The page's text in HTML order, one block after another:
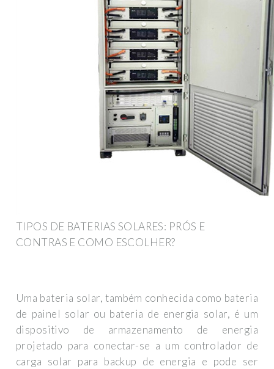
TIPOS DE BATERIAS SOLARES: PRÓS E
CONTRAS E COMO ESCOLHER?
Uma bateria solar, também conhecida como bateria
de painel solar ou bateria de energia solar, é um
dispositivo de armazenamento de energia
projetado para conectar-se a um controlador de
carga solar para backup de energia e pode ser